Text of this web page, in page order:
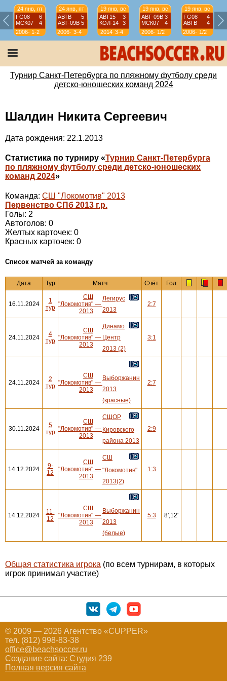
24 янв, пт
FG08
6
МСК07
4
2006-
07
1-2
24 янв, пт
АВТВ
5
АВТ-09B 5
2006-
07
3-4
19 янв, вс
АВТ15
3
КОЛ-14
3
2014 3-4
19 янв, вс
АВТ-09B 3
МСК07
4
2006-
07
1/2
19 янв, вс
FG08
4
АВТВ
4
2006-
07
1/2
Турнир Санкт-Петербурга по пляжному футболу среди
детско-юношеских команд 2024
Шалдин Никита Сергеевич
Дата рождения: 22.1.2013
Статистика по турниру «Турнир Санкт-Петербурга
по пляжному футболу среди детско-юношеских
команд 2024»
Команда: СШ "Локомотив" 2013
Первенство СПб 2013 г.р.
Голы: 2
Автоголов: 0
Желтых карточек: 0
Красных карточек: 0
Cписок матчей за команду
Дата Тур Матч Счёт Гол
16.11.2024
1
тур
СШ
"Локомотив"
2013
—
Легирус
2013
2:7
24.11.2024
4
тур
СШ
"Локомотив"
2013
—
Динамо
Центр
2013 (2)
3:1
24.11.2024
2
тур
СШ
"Локомотив"
2013
—
Выборжанин
2013
(красные)
2:7
30.11.2024
5
тур
СШ
"Локомотив"
2013
—
СШОР
Кировского
района 2013
2:9
14.12.2024
9-
12
СШ
"Локомотив"
2013
—
СШ
"Локомотив"
2013(2)
1:3
14.12.2024
11-
12
СШ
"Локомотив"
2013
—
Выборжанин
2013
(белые)
5:3 8',12'
Общая статистика игрока (по всем турнирам, в которых
игрок принимал участие)
© 2009 — 2026 Агентство «CUPPER»
тел. (812) 998-83-38
office@beachsoccer.ru
Создание сайта: Студия 239
Полная версия сайта